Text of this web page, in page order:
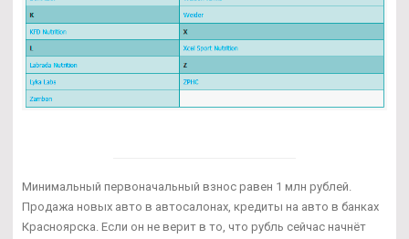
Минимальный первоначальный взнос равен 1 млн рублей.
Продажа новых авто в автосалонах, кредиты на авто в банках
Красноярска. Если он не верит в то, что рубль сейчас начнёт